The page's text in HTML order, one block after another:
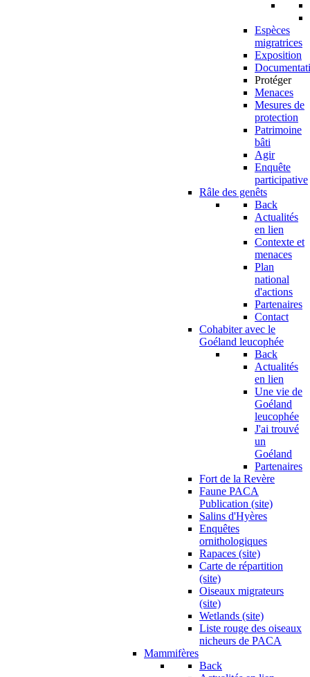
Espèces
migratrices
Exposition
Protéger
Menaces
Mesures de
protection
Patrimoine
bâti
Agir
Enquête
participative
Râle des genêts
Back
Actualités
en lien
Contexte et
menaces
Plan
national
d'actions
Partenaires
Contact
Cohabiter avec le
Goéland leucophée
Back
Actualités
en lien
Une vie de
Goéland
leucophée
J'ai trouvé
un
Goéland
Partenaires
Fort de la Revère
Faune PACA
Publication (site)
Salins d'Hyères
Enquêtes
ornithologiques
Rapaces (site)
Carte de répartition
(site)
Oiseaux migrateurs
(site)
Wetlands (site)
Liste rouge des oiseaux
nicheurs de PACA
Mammifères
Back